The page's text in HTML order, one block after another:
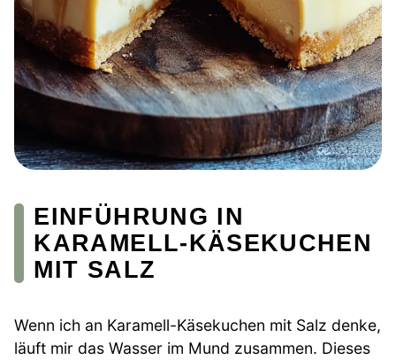
EINFÜHRUNG IN
KARAMELL-KÄSEKUCHEN
MIT SALZ
Wenn ich an Karamell-Käsekuchen mit Salz denke,
läuft mir das Wasser im Mund zusammen. Dieses